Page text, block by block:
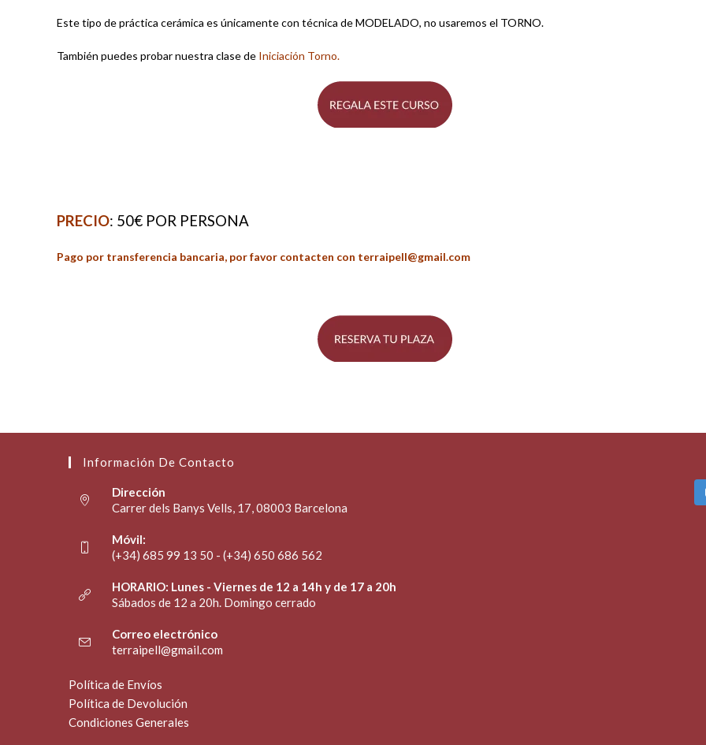
Este tipo de práctica cerámica es únicamente con técnica de MODELADO, no usaremos el TORNO.
También puedes probar nuestra clase de Iniciación Torno.
PRECIO: 50€ POR PERSONA
Pago por transferencia bancaria, por favor contacten con terraipell@gmail.com
Información De Contacto
Dirección
Carrer dels Banys Vells, 17, 08003 Barcelona
Móvil:
(+34) 685 99 13 50 - (+34) 650 686 562
HORARIO: Lunes - Viernes de 12 a 14h y de 17 a 20h
Sábados de 12 a 20h. Domingo cerrado
Correo electrónico
terraipell@gmail.com
Política de Envíos
Política de Devolución
Condiciones Generales